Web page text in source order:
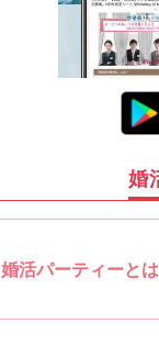
婚
婚活パーティーとは